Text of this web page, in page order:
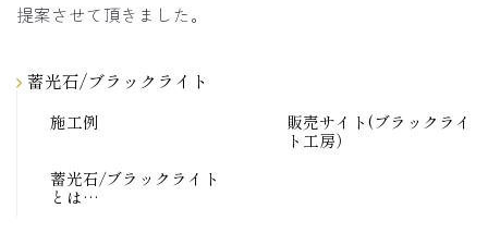
蓄光石/ブラックライト
施工例
販売サイト(ブラックライ
ト工房）
蓄光石/ブラックライト
とは…
提案させて頂きました。